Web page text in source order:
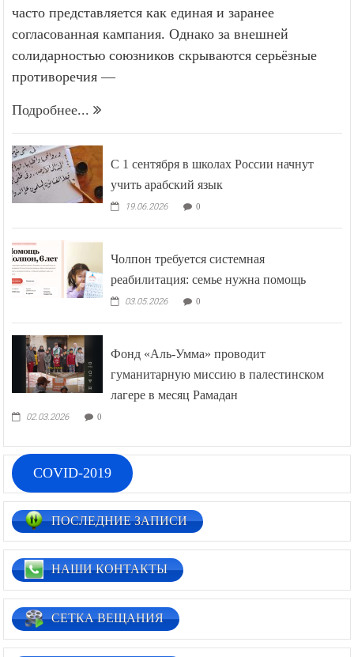
часто представляется как единая и заранее
согласованная кампания. Однако за внешней
солидарностью союзников скрываются серьёзные
противоречия —
Подробнее...
С 1 сентября в школах России начнут
учить арабский язык
19.06.2026 0
Чолпон требуется системная
реабилитация: семье нужна помощь
03.05.2026 0
Фонд «Аль-Умма» проводит
гуманитарную миссию в палестинском
лагере в месяц Рамадан
02.03.2026 0
COVID-2019
ПОСЛЕДНИЕ ЗАПИСИ
НАШИ КОНТАКТЫ
СЕТКА ВЕЩАНИЯ